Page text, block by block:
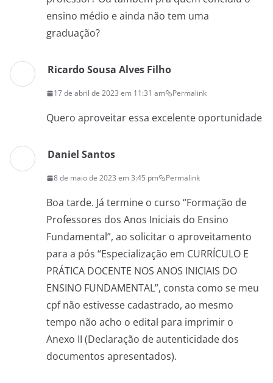
ensino médio e ainda não tem uma
graduação?
Ricardo Sousa Alves Filho
17 de abril de 2023 em 11:31 am Permalink
Quero aproveitar essa excelente oportunidade
Daniel Santos
8 de maio de 2023 em 3:45 pm Permalink
Boa tarde. Já termine o curso “Formação de
Professores dos Anos Iniciais do Ensino
Fundamental”, ao solicitar o aproveitamento
para a pós “Especialização em CURRÍCULO E
PRÁTICA DOCENTE NOS ANOS INICIAIS DO
ENSINO FUNDAMENTAL”, consta como se meu
cpf não estivesse cadastrado, ao mesmo
tempo não acho o edital para imprimir o
Anexo II (Declaração de autenticidade dos
documentos apresentados).